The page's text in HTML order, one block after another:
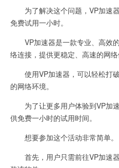
为了解决这个问题，VP加速
免费试用一小时。
VP加速器是一款专业、高效
络连接，提供更稳定、高速的网络
使用VP加速器，可以轻松打
的网络环境。
为了让更多用户体验到VP加
供免费一小时的试用时间。
想要参加这个活动非常简单。
首先，用户只需前往VP加速